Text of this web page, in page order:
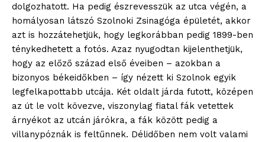
dolgozhatott. Ha pedig észrevesszük az utca végén, a
homályosan látszó Szolnoki Zsinagóga épületét, akkor
azt is hozzátehetjük, hogy legkorábban pedig 1899-ben
ténykedhetett a fotós. Azaz nyugodtan kijelenthetjük,
hogy az előző század első éveiben – azokban a
bizonyos békeidőkben – így nézett ki Szolnok egyik
legfelkapottabb utcája. Két oldalt járda futott, középen
az út le volt kövezve, viszonylag fiatal fák vetettek
árnyékot az utcán járókra, a fák között pedig a
villanypóznák is feltűnnek. Délidőben nem volt valami